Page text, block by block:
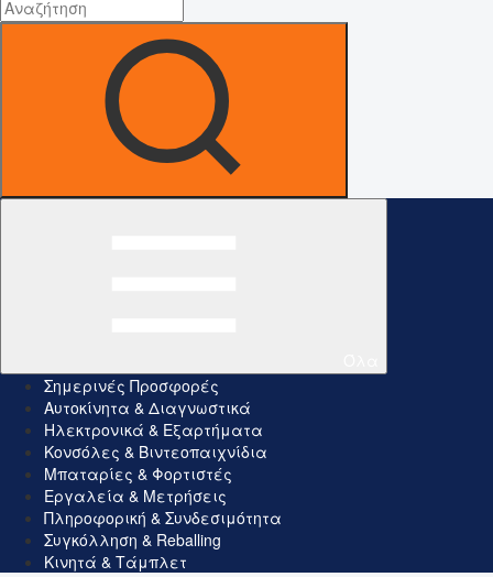
Σημερινές Προσφορές
Αυτοκίνητα & Διαγνωστικά
Ηλεκτρονικά & Εξαρτήματα
Κονσόλες & Βιντεοπαιχνίδια
Μπαταρίες & Φορτιστές
Εργαλεία & Μετρήσεις
Πληροφορική & Συνδεσιμότητα
Συγκόλληση & Reballing
Κινητά & Τάμπλετ